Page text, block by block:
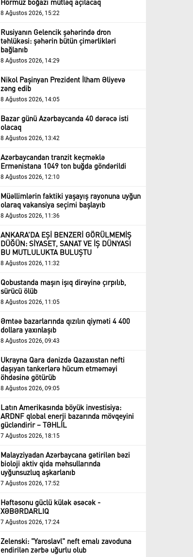
Hörmüz boğazı mütləq açılacaq
8 Ağustos 2026, 15:22
Rusiyanın Gelencik şəhərində dron
təhlükəsi: şəhərin bütün çimərlikləri
bağlanıb
8 Ağustos 2026, 14:29
Nikol Paşinyan Prezident İlham Əliyevə
zəng edib
8 Ağustos 2026, 14:05
Bazar günü Azərbaycanda 40 dərəcə isti
olacaq
8 Ağustos 2026, 13:42
Azərbaycandan tranzit keçməklə
Ermənistana 1049 ton buğda göndərildi
8 Ağustos 2026, 12:10
Müəllimlərin faktiki yaşayış rayonuna uyğun
olaraq vakansiya seçimi başlayıb
8 Ağustos 2026, 11:36
ANKARA’DA EŞİ BENZERİ GÖRÜLMEMİŞ
DÜĞÜN: SİYASET, SANAT VE İŞ DÜNYASI
BU MUTLULUKTA BULUŞTU
8 Ağustos 2026, 11:32
Qobustanda maşın işıq dirəyinə çırpılıb,
sürücü ölüb
8 Ağustos 2026, 11:05
Əmtəə bazarlarında qızılın qiyməti 4 400
dollara yaxınlaşıb
8 Ağustos 2026, 09:43
Ukrayna Qara dənizdə Qazaxıstan nefti
daşıyan tankerlərə hücum etməməyi
öhdəsinə götürüb
8 Ağustos 2026, 09:05
Latın Amerikasında böyük investisiya:
ARDNF qlobal enerji bazarında mövqeyini
gücləndirir – TƏHLİL
7 Ağustos 2026, 18:15
Malayziyadan Azərbaycana gətirilən bəzi
bioloji aktiv qida məhsullarında
uyğunsuzluq aşkarlanıb
7 Ağustos 2026, 17:52
Həftəsonu güclü külək əsəcək -
XƏBƏRDARLIQ
7 Ağustos 2026, 17:24
Zelenski: "Yaroslavl" neft emalı zavoduna
endirilən zərbə uğurlu olub